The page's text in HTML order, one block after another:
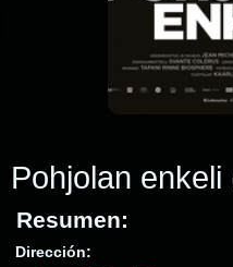
Pohjolan enkeli
Resumen:
Dirección: